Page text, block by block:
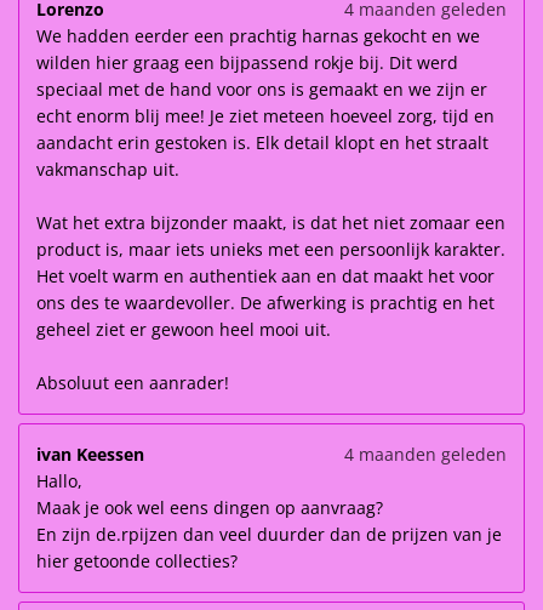
Lorenzo
4 maanden geleden
We hadden eerder een prachtig harnas gekocht en we
wilden hier graag een bijpassend rokje bij. Dit werd
speciaal met de hand voor ons is gemaakt en we zijn er
echt enorm blij mee! Je ziet meteen hoeveel zorg, tijd en
aandacht erin gestoken is. Elk detail klopt en het straalt
vakmanschap uit.
Wat het extra bijzonder maakt, is dat het niet zomaar een
product is, maar iets unieks met een persoonlijk karakter.
Het voelt warm en authentiek aan en dat maakt het voor
ons des te waardevoller. De afwerking is prachtig en het
geheel ziet er gewoon heel mooi uit.
Absoluut een aanrader!
ivan Keessen
4 maanden geleden
Hallo,
Maak je ook wel eens dingen op aanvraag?
En zijn de.rpijzen dan veel duurder dan de prijzen van je
hier getoonde collecties?